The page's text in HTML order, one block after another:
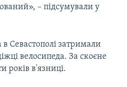
– підсумували у
Севастополі затримали
велосипеда. За скоєне
років в'язниці.